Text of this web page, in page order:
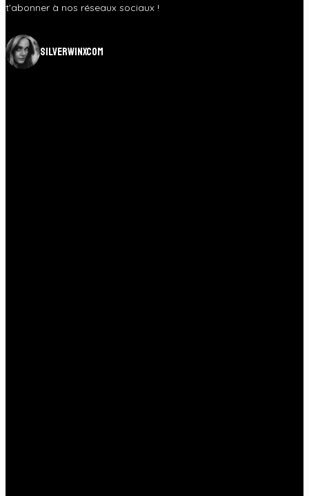
t'abonner à nos réseaux sociaux !
silverwinxcom